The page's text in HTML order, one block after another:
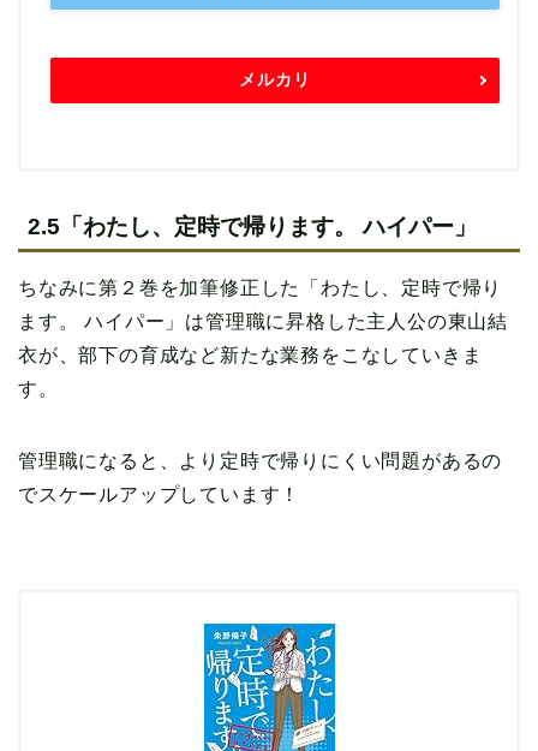
メルカリ
2.5「わたし、定時で帰ります。 ハイパー」
ちなみに第２巻を加筆修正した「わたし、定時で帰り
ます。 ハイパー」は管理職に昇格した主人公の東山結
衣が、部下の育成など新たな業務をこなしていきま
す。
管理職になると、より定時で帰りにくい問題があるの
でスケールアップしています！